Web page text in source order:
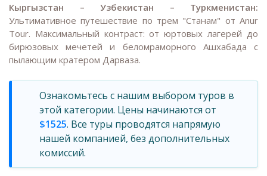
Кыргызстан – Узбекистан – Туркменистан:
Ультимативное путешествие по трем "Станам" от Anur
Tour. Максимальный контраст: от юртовых лагерей до
бирюзовых мечетей и беломраморного Ашхабада с
пылающим кратером Дарваза.
Ознакомьтесь с нашим выбором туров в
этой категории. Цены начинаются от
$1525. Все туры проводятся напрямую
нашей компанией, без дополнительных
комиссий.